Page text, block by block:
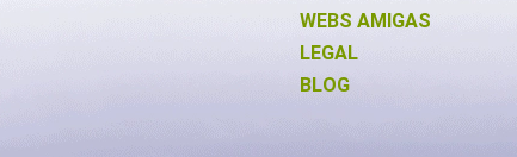
WEBS AMIGAS
LEGAL
BLOG